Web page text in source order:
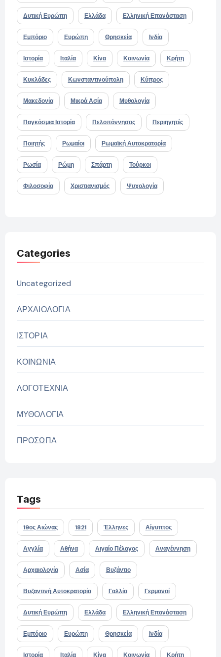
Δυτική Ευρώπη Ελλάδα Ελληνική Επανάσταση
Εμπόριο Ευρώπη Θρησκεία Ινδία
Ιστορία Ιταλία Κίνα Κοινωνία Κρήτη
Κυκλάδες Κωνσταντινούπολη Κύπρος
Μακεδονία Μικρά Ασία Μυθολογία
Παγκόσμια Ιστορία Πελοπόννησος Περιηγητές
Ποιητής Ρωμαίοι Ρωμαϊκή Αυτοκρατορία
Ρωσία Ρώμη Σπάρτη Τούρκοι
Φιλοσοφία Χριστιανισμός Ψυχολογία
Categories
Uncategorized
ΑΡΧΑΙΟΛΟΓΙΑ
ΙΣΤΟΡΙΑ
ΚΟΙΝΩΝΙΑ
ΛΟΓΟΤΕΧΝΙΑ
ΜΥΘΟΛΟΓΙΑ
ΠΡΟΣΩΠΑ
Tags
19ος Αιώνας 1821 Έλληνες Αίγυπτος
Αγγλία Αθήνα Αιγαίο Πέλαγος Αναγέννηση
Αρχαιολογία Ασία Βυζάντιο
Βυζαντινή Αυτοκρατορία Γαλλία Γερμανοί
Δυτική Ευρώπη Ελλάδα Ελληνική Επανάσταση
Εμπόριο Ευρώπη Θρησκεία Ινδία
Ιστορία Ιταλία Κίνα Κοινωνία Κρήτη